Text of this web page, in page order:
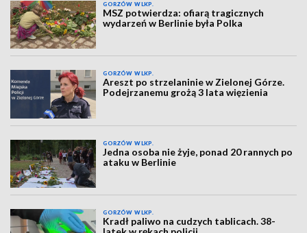
GORZÓW WLKP.
MSZ potwierdza: ofiarą tragicznych
wydarzeń w Berlinie była Polka
GORZÓW WLKP.
Areszt po strzelaninie w Zielonej Górze.
Podejrzanemu grożą 3 lata więzienia
GORZÓW WLKP.
Jedna osoba nie żyje, ponad 20 rannych po
ataku w Berlinie
GORZÓW WLKP.
Kradł paliwo na cudzych tablicach. 38-